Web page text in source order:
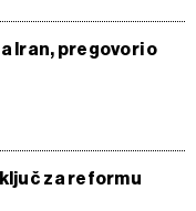
Iran, pregovori o
za reformu